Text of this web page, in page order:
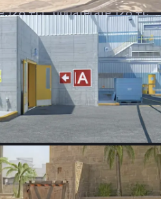
-freq 240 -tickrate 128 +cl_cmdrate 128 +cl_updaterate 128 +cl_interpratio 1 -novid -d3d9ex -console +cl_interp 0.031000
экрана